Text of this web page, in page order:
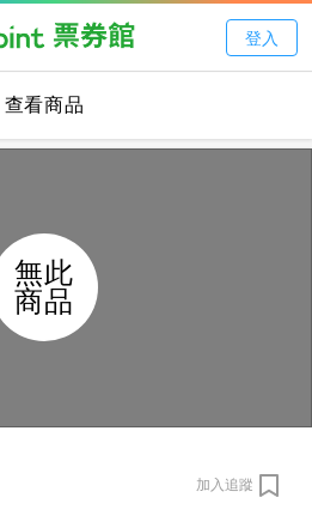
登入
查看商品
無此
商品
加入追蹤